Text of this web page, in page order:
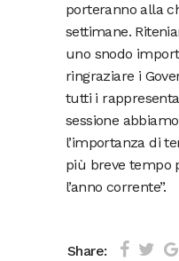
porteranno alla
settimane.
uno snodo
ringraziare i
tutti i
sessione
l’importanza di
più breve tempo
l’anno corrente”.
Share: